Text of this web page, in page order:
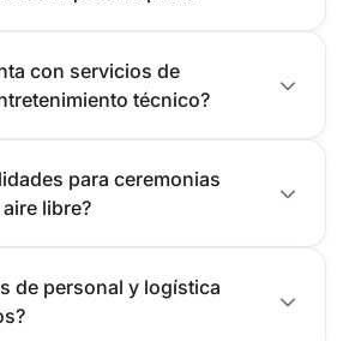
con servicios de
técnico?
para ceremonias
libre?
de personal y logística